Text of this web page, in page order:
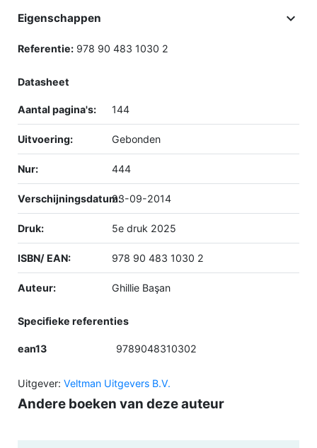
Eigenschappen 
Referentie: 978 90 483 1030 2
Datasheet
Aantal pagina's: 144
Uitvoering: Gebonden
Nur: 444
Verschijningsdatum:23-09-2014
Druk: 5e druk 2025
ISBN/ EAN: 978 90 483 1030 2
Auteur: Ghillie Başan
Specifieke referenties
ean13 9789048310302
Uitgever: Veltman Uitgevers B.V.
Andere boeken van deze auteur